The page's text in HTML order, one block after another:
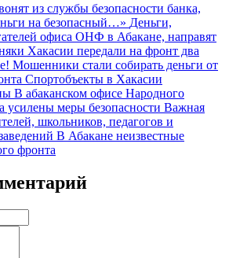
из службы безопасности банка,
на безопасный…» Деньги,
офиса ОНФ в Абакане, направят
Хакасии передали на фронт два
Мошенники стали собирать деньги от
Спортобъекты в Хакасии
В абаканском офисе Народного
усилены меры безопасности Важная
школьников, педагогов и
В Абакане неизвестные
фронта